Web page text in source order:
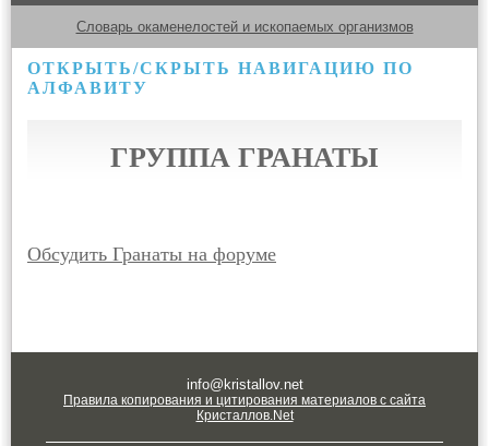
Словарь окаменелостей и ископаемых организмов
ОТКРЫТЬ/СКРЫТЬ НАВИГАЦИЮ ПО
АЛФАВИТУ
ГРУППА ГРАНАТЫ
Обсудить Гранаты на форуме
info@kristallov.net
Правила копирования и цитирования материалов с сайта
Кристаллов.Net